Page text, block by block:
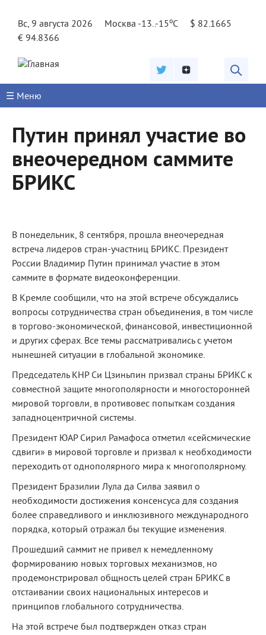
Вс, 9 августа 2026
Москва -13..-15oC
$ 82.1665
€ 94.8366
☰ Меню
Путин принял участие во
внеочередном саммите
БРИКС
В понедельник, 8 сентября, прошла внеочередная
встреча лидеров стран-участниц БРИКС. Президент
России Владимир Путин принимал участие в этом
саммите в формате видеоконференции.
В Кремле сообщили, что на этой встрече обсуждались
вопросы сотрудничества стран объединения, в том числе
в торгово-экономической, финансовой, инвестиционной
и других сферах. Все темы рассматривались с учетом
нынешней ситуации в глобальной экономике.
Председатель КНР Си Цзиньпин призвал страны БРИКС к
совместной защите многополярности и многосторонней
мировой торговли, в противовес попыткам создания
западноцентричной системы.
Президент ЮАР Сирил Рамафоса отметил «сейсмические
сдвиги» в мировой торговле и призвал к необходимости
переходить от однополярного мира к многополярному.
Президент Бразилии Лула да Силва заявил о
необходимости достижения консенсуса для создания
более справедливого и инклюзивного международного
порядка, который отражал бы текущие изменения.
Прошедший саммит не привел к немедленному
формированию новых торговых механизмов, но
продемонстрировал общность целей стран БРИКС в
отстаивании своих национальных интересов и
принципов глобального сотрудничества.
На этой встрече был подтвержден отказ стран